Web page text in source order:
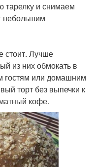
тарелку и снимаем
небольшим
стоит. Лучше
из них обмокать в
гостям или домашним
торт без выпечки к
кофе.